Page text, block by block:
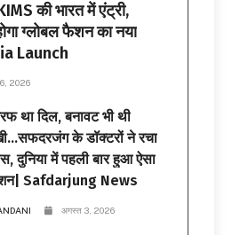
की भारत में एंट्री,
ग्लोबल फैशन का नया
Launch
2026
था दिल, बनावट भी थी
के डॉक्टरों ने रचा
दुनिया में पहली बार हुआ ऐसा
Safdarjung News
अगस्त 3, 2026